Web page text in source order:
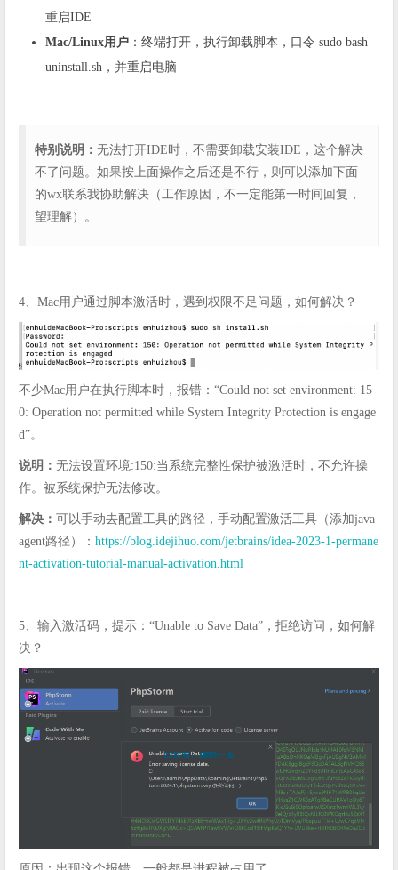
重启IDE
Mac/Linux用户 ：终端打开，执行卸载脚本，口令 sudo bash
uninstall.sh，并重启电脑
特别说明： 无法打开IDE时，不需要卸载安装IDE，这个解决
不了问题。如果按上面操作之后还是不行，则可以添加下面
的wx联系我协助解决（工作原因，不一定能第一时间回复，
望理解）。
4、Mac用户通过脚本激活时，遇到权限不足问题，如何解决？
不少Mac用户在执行脚本时，报错：“Could not set environment: 15
0: Operation not permitted while System Integrity Protection is engage
d”。
说明： 无法设置环境:150:当系统完整性保护被激活时，不允许操
作。被系统保护无法修改。
解决： 可以手动去配置工具的路径，手动配置激活工具（添加java
agent路径）： https://blog.idejihuo.com/jetbrains/idea-2023-1-permane
nt-activation-tutorial-manual-activation.html
5、输入激活码，提示：“Unable to Save Data”，拒绝访问，如何解
决？